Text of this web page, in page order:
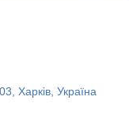
Харків, Україна